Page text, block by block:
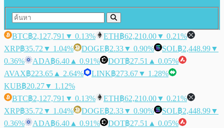
BTC฿2,127,791 ▼ 0.13% ETH฿62,210.00▼ 0.21%
XRP฿35.72 ▼ 1.04% DOGE฿2.33▼ 0.90% SOL฿2,448.99▼
0.36%
ADA฿6.40 ▲ 0.91% DOT฿27.51 ▲ 0.05%
AVAX฿223.65 ▲ 2.64% LINK฿273.67▼ 1.28%
KUB฿20.27▼ 1.12%
BTC฿2,127,791 ▼ 0.13% ETH฿62,210.00▼ 0.21%
XRP฿35.72 ▼ 1.04% DOGE฿2.33▼ 0.90% SOL฿2,448.99▼
0.36%
ADA฿6.40 ▲ 0.91% DOT฿27.51 ▲ 0.05%